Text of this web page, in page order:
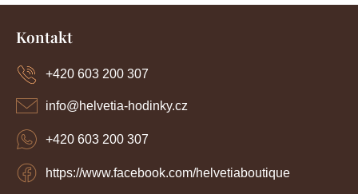
Z
Kontakt
info@helvetia-hodinky.cz
+420 603 200 307
https://www.facebook.com/helvetiaboutique
+420 603 200 307